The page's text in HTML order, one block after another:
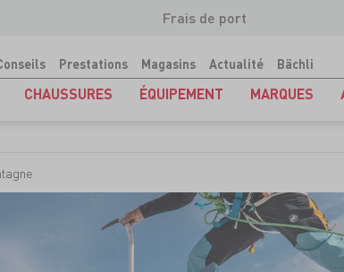
Frais de port
Prestations Magasins Actualité Bächli
CHAUSSURES ÉQUIPEMENT MARQUES